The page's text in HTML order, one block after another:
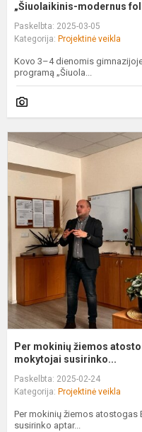
„Šiuolaikinis-modernus
Paskelbta: 2025-03-05
Kategorija: Projektinė veikla
Kovo 3–4 dienomis
programą „Šiuola...
Per mokinių žiemos
mokytojai susirinko...
Paskelbta: 2025-02-24
Kategorija: Projektinė veikla
Per mokinių žiemos atostogas
susirinko aptar...